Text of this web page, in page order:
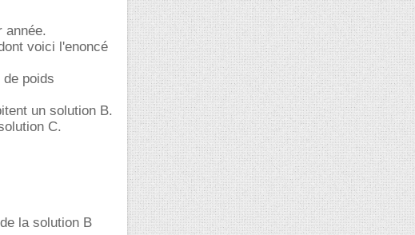
année.
voici l'enoncé
poids
un solution B.
C.
la solution B